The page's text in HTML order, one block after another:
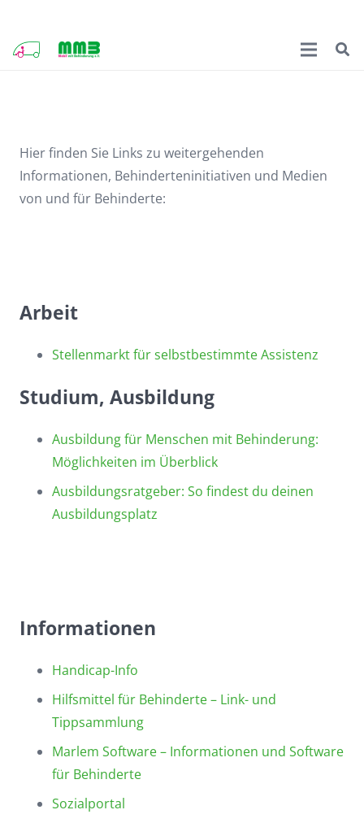
Hier finden Sie Links zu weitergehenden
Informationen, Behinderteninitiativen und Medien
von und für Behinderte:
Arbeit
Stellenmarkt für selbstbestimmte Assistenz
Studium, Ausbildung
Ausbildung für Menschen mit Behinderung:
Möglichkeiten im Überblick
Ausbildungsratgeber: So findest du deinen
Ausbildungsplatz
Informationen
Handicap-Info
Hilfsmittel für Behinderte – Link- und
Tippsammlung
Marlem Software – Informationen und Software
für Behinderte
Sozialportal